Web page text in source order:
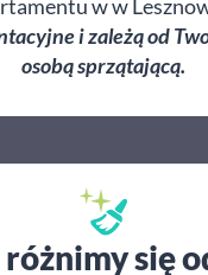
w w
i zależą od
osobą sprzątającą.
różnimy się